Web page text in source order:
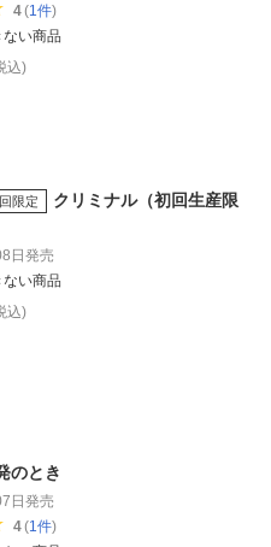
4(1 件)
ない商品
込)
限定
クリミナル（初回生産限
日 発売
い商品
込)
のとき
日 発売
4(1件)